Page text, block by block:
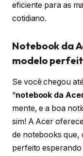
eficiente para as
cotidiano.
Notebook da
modelo
Se você chegou
“notebook da
mente, e a boa
sim! A Acer
de notebooks que,
perfeito